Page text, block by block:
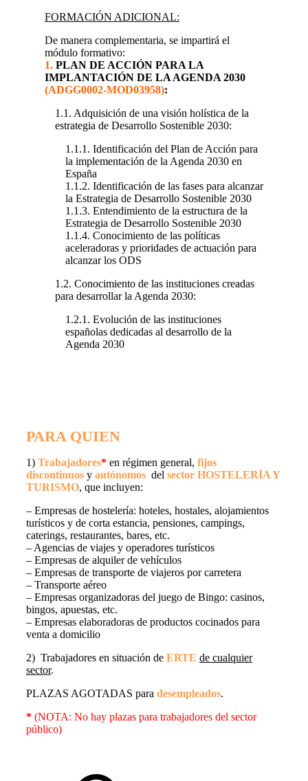
FORMACIÓN ADICIONAL:
De manera complementaria, se impartirá el
módulo formativo:
1.PLAN DE ACCIÓN PARA LA
IMPLANTACIÓN DE LA AGENDA 2030
(ADGG0002-MOD03958):
1.1. Adquisición de una visión holística de la
estrategia de Desarrollo Sostenible 2030:
1.1.1. Identificación del Plan de Acción para
la implementación de la Agenda 2030 en
España
1.1.2. Identificación de las fases para alcanzar
la Estrategia de Desarrollo Sostenible 2030
1.1.3. Entendimiento de la estructura de la
Estrategia de Desarrollo Sostenible 2030
1.1.4. Conocimiento de las políticas
aceleradoras y prioridades de actuación para
alcanzar los ODS
1.2. Conocimiento de las instituciones creadas
para desarrollar la Agenda 2030:
1.2.1. Evolución de las instituciones
españolas dedicadas al desarrollo de la
Agenda 2030
PARA QUIEN
1) Trabajadores* en régimen general, fijos
discontinuos y autónomos del sector HOSTELERÍA Y
TURISMO, que incluyen:
– Empresas de hostelería: hoteles, hostales, alojamientos
turísticos y de corta estancia, pensiones, campings,
caterings, restaurantes, bares, etc.
– Agencias de viajes y operadores turísticos
– Empresas de alquiler de vehículos
– Empresas de transporte de viajeros por carretera
– Transporte aéreo
– Empresas organizadoras del juego de Bingo: casinos,
bingos, apuestas, etc.
– Empresas elaboradoras de productos cocinados para
venta a domicilio
2) Trabajadores en situación de ERTE de cualquier
sector.
PLAZAS AGOTADAS para desempleados.
* (NOTA: No hay plazas para trabajadores del sector
público)